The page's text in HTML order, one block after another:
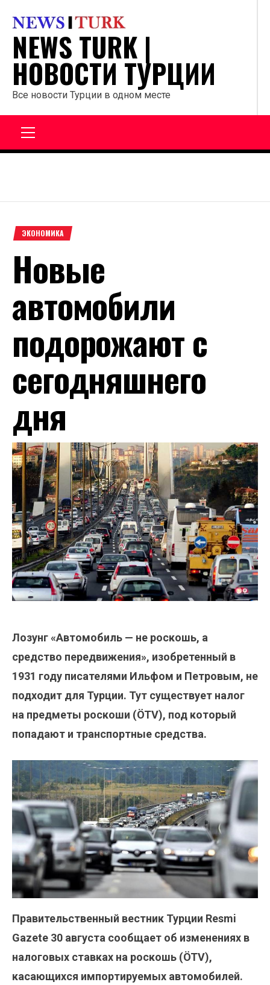
содержанию
NEWS TURK |
НОВОСТИ ТУРЦИИ
Все новости Турции в одном месте
ЭКОНОМИКА
Новые
автомобили
подорожают с
сегодняшнего
дня
Лозунг «Автомобиль — не роскошь, а
средство передвижения», изобретенный в
1931 году писателями Ильфом и Петровым, не
подходит для Турции. Тут существует налог
на предметы роскоши (ÖTV), под который
попадают и транспортные средства.
Правительственный вестник Турции Resmi
Gazete 30 августа сообщает об изменениях в
налоговых ставках на роскошь (ÖTV),
касающихся импортируемых автомобилей.